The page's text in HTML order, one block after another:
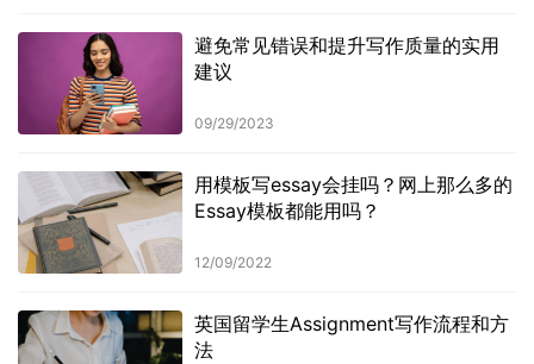
避免常见错误和提升写作质量的实用
建议
09/29/2023
用模板写essay会挂吗？网上那么多的
Essay模板都能用吗？
12/09/2022
英国留学生Assignment写作流程和方
法